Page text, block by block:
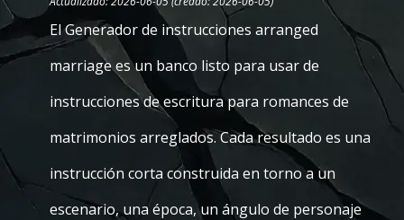
El Generador de instrucciones arranged
marriage es un banco listo para usar de
instrucciones de escritura para romances de
matrimonios arreglados. Cada resultado es una
instrucción corta construida en torno a un
escenario, una época, un ángulo de personaje